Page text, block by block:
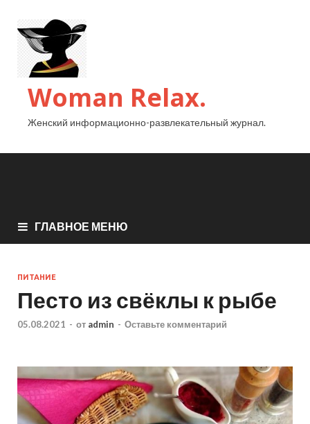
Woman Relax.
Женский информационно-развлекательный журнал.
ГЛАВНОЕ МЕНЮ
ПИТАНИЕ
Песто из свёклы к рыбе
05.08.2021 - от admin - Оставьте комментарий